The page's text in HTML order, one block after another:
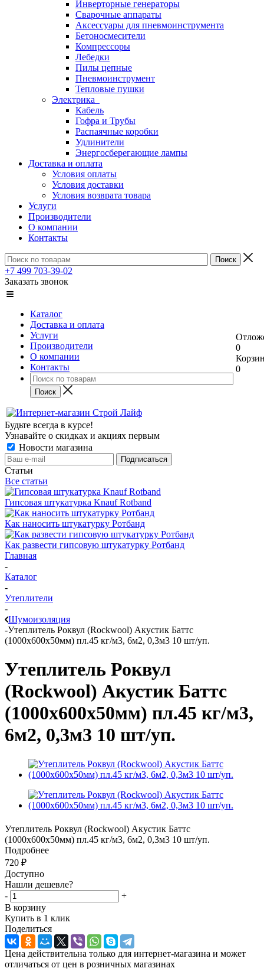
Инверторные генераторы
Сварочные аппараты
Аксессуары для пневмоинструмента
Бетоносмесители
Компрессоры
Лебедки
Пилы цепные
Пневмоинструмент
Тепловые пушки
Электрика
Кабель
Гофра и Трубы
Распаячные коробки
Удлинители
Энергосберегающие лампы
Доставка и оплата
Условия оплаты
Условия доставки
Условия возврата товара
Услуги
Производители
О компании
Контакты
+7 499 703-39-02
Заказать звонок
Каталог
Доставка и оплата
Услуги
Производители
О компании
Контакты
0
0
Будьте всегда в курсе!
Узнавайте о скидках и акциях первым
Новости магазина
Статьи
Все статьи
Гипсовая штукатурка Knauf Rotband
Как наносить штукатурку Ротбанд
Как развести гипсовую штукатурку Ротбанд
Главная
-
Каталог
-
Утеплители
-
Шумоизоляция
-Утеплитель Роквул (Rockwool) Акустик Баттс
(1000х600х50мм) пл.45 кг/м3, 6м2, 0,3м3 10 шт/уп.
Утеплитель Роквул
(Rockwool) Акустик Баттс
(1000х600х50мм) пл.45 кг/м3,
6м2, 0,3м3 10 шт/уп.
Утеплитель Роквул (Rockwool) Акустик Баттс
(1000х600х50мм) пл.45 кг/м3, 6м2, 0,3м3 10 шт/уп.
Подробнее
720 ₽
Доступно
Нашли дешевле?
-
+
В корзину
Купить в 1 клик
Поделиться
Цена действительна только для интернет-магазина и может
отличаться от цен в розничных магазинах